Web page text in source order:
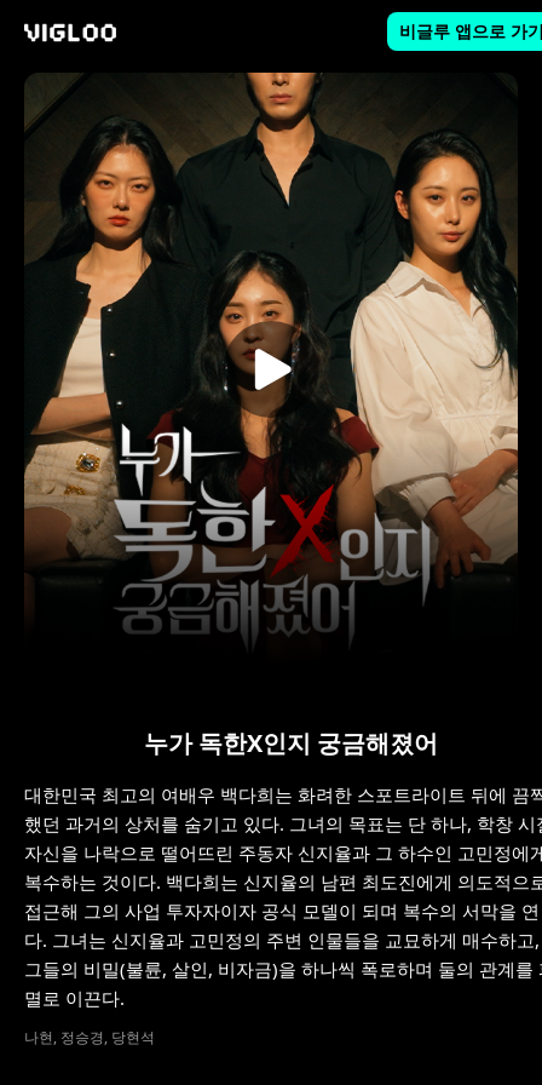
비글루 앱으로 가
누가 독한X인지 궁금해졌어
대한민국 최고의 여배우 백다희는 화려한 스포트라이트 뒤에 끔
했던 과거의 상처를 숨기고 있다. 그녀의 목표는 단 하나, 학창 시
자신을 나락으로 떨어뜨린 주동자 신지율과 그 하수인 고민정에
복수하는 것이다. 백다희는 신지율의 남편 최도진에게 의도적으
접근해 그의 사업 투자자이자 공식 모델이 되며 복수의 서막을 연
다. 그녀는 신지율과 고민정의 주변 인물들을 교묘하게 매수하고,
그들의 비밀(불륜, 살인, 비자금)을 하나씩 폭로하며 둘의 관계를
멸로 이끈다.
나현, 정승경, 당현석